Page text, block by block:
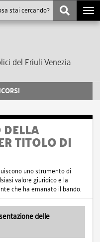
del Friuli Venezia
DELLA
TITOLO DI
uno strumento di
valore giuridico e la
che ha emanato il bando.
delle